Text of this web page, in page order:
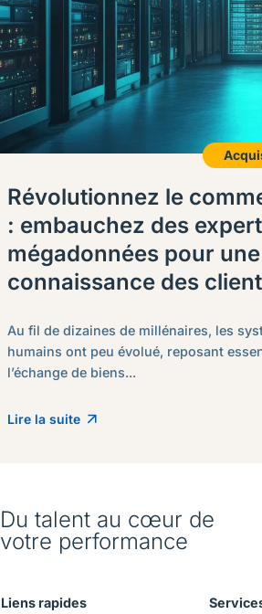
Révolutionnez le
: embauchez des
mégadonnées pour
connaissance des
Au fil de dizaines de millénaires, les
humains ont peu évolué, reposant
l’échange de biens...
Lire la suite
Du talent au cœur de
votre performance
Liens rapides